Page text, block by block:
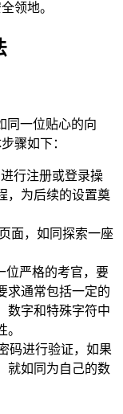
领地。
同一位贴心的向
骤如下：
行注册或登录操
，为后续的设置奠
面，如同探索一座
位严格的考官，要
求通常包括一定的
数字和特殊字符中
码进行验证，如果
就如同为自己的数